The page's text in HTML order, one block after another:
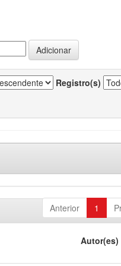
Registro(s)
Anterior 1
Autor(es)